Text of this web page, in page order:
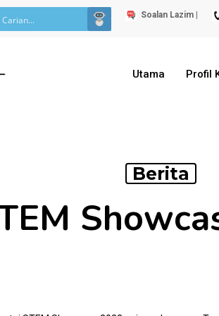
Soalan Lazim |
Utama Profil
Berita